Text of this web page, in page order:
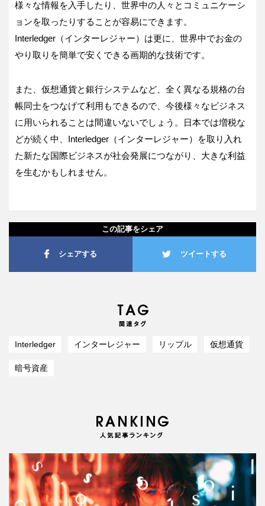
様々な情報を入手したり、世界中の人々とコミュニケーシ
ョンを取ったりすることが容易にできます。
Interledger（インターレジャー）は更に、世界中でお金の
やり取りを簡単で安くできる画期的な技術です。
また、仮想通貨と銀行システムなど、全く異なる規格の台
帳同士をつなげて利用もできるので、今後様々なビジネス
に用いられることは間違いないでしょう。日本では増税な
どが続く中、Interledger（インターレジャー）を取り入れ
た新たな国際ビジネスが社会発展につながり、大きな利益
を生むかもしれません。
この記事をシェア
シェアする ツイートする
Interledger インターレジャー リップル 仮想通貨
暗号資産